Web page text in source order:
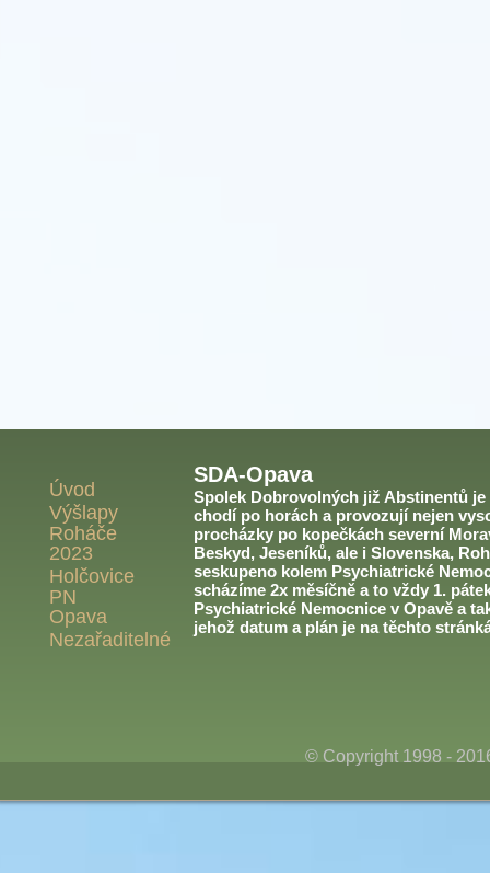
Úvod
Výšlapy
Roháče
2023
Holčovice
PN
Opava
Nezařaditelné
SDA-Opava
Spolek Dobrovolných již Abstinentů
chodí po horách a provozují nejen
procházky po kopečkách severní
Beskyd, Jeseníků, ale i Slovenska,
seskupeno kolem Psychiatrické
scházíme 2x měsíčně a to vždy 1.
Psychiatrické Nemocnice v Opavě a
jehož datum a plán je na těchto
© Copyright 1998 -